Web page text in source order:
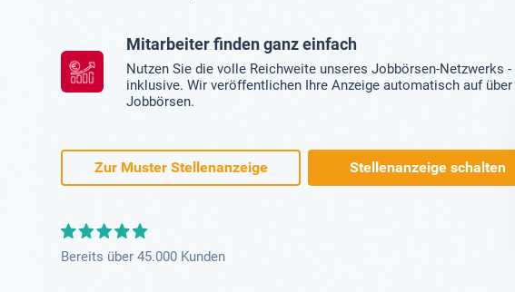
Mitarbeiter finden ganz einfach
Nutzen Sie die volle Reichweite unseres Jobbörsen-Netzwerks
inklusive. Wir veröffentlichen Ihre Anzeige automatisch auf
Jobbörsen.
Zur Muster Stellenanzeige Stellenanzeige schalten
Bereits über 45.000 Kunden